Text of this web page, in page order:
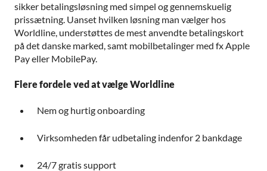
sikker betalingsløsning med simpel og gennemskuelig
prissætning. Uanset hvilken løsning man vælger hos
Worldline, understøttes de mest anvendte betalingskort
på det danske marked, samt mobilbetalinger med fx Apple
Pay eller MobilePay.
Flere fordele ved at vælge Worldline
Nem og hurtig onboarding
Virksomheden får udbetaling indenfor 2 bankdage
24/7 gratis support